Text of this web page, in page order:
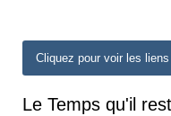
Cliquez pour voir les liens
Le Temps qu'il